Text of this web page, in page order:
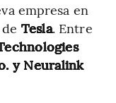
empresa en
Tesla. Entre
y Neuralink